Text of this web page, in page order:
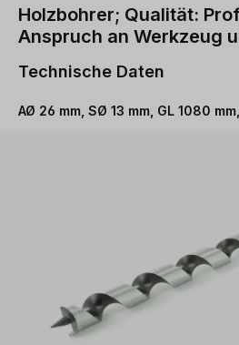
Holzbohrer; Qualität:
Anspruch an Werkzeug
Technische Daten
AØ 26 mm, SØ 13 mm, GL 1080